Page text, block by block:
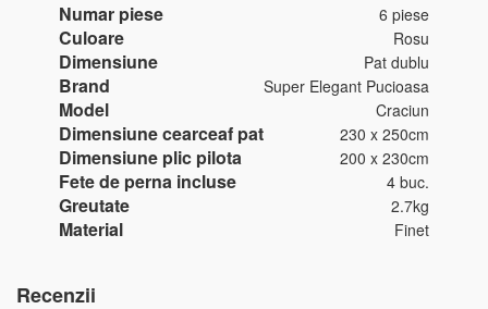
Numar piese 6 piese
Culoare Rosu
Dimensiune Pat dublu
Brand Super Elegant Pucioasa
Model Craciun
Dimensiune cearceaf pat 230 x 250cm
Dimensiune plic pilota 200 x 230cm
Fete de perna incluse 4 buc.
Greutate 2.7kg
Material Finet
Recenzii